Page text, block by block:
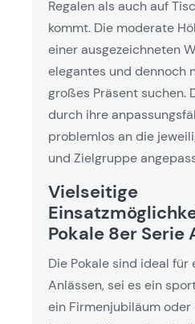
Regalen als auch auf
kommt. Die moderate
einer ausgezeichneten
elegantes und dennoch
großes Präsent suchen.
durch ihre
problemlos an die
und Zielgruppe
Vielseitige
Pokale 8er Serie
Die Pokale sind ideal für
Anlässen, sei es ein
ein Firmenjubiläum oder